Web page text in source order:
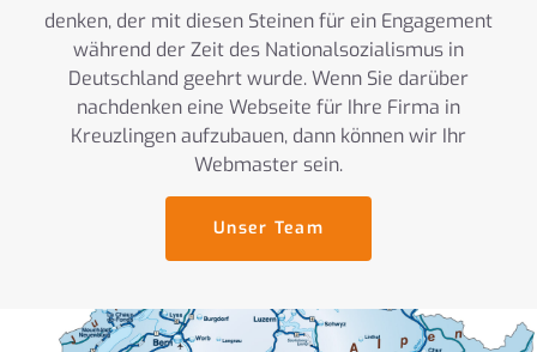
denken, der mit diesen Steinen für ein Engagement
während der Zeit des Nationalsozialismus in
Deutschland geehrt wurde. Wenn Sie darüber
nachdenken eine Webseite für Ihre Firma in
Kreuzlingen aufzubauen, dann können wir Ihr
Webmaster sein.
Unser Team